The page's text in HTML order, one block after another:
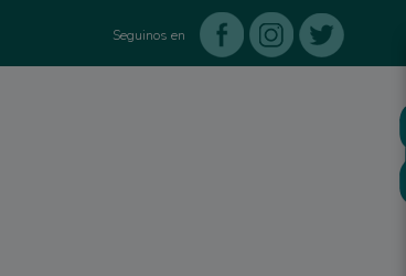
Seguinos en